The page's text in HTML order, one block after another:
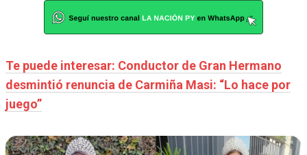
Te puede interesar: Conductor de Gran Hermano
desmintió renuncia de Carmiña Masi: “Lo hace por
juego”